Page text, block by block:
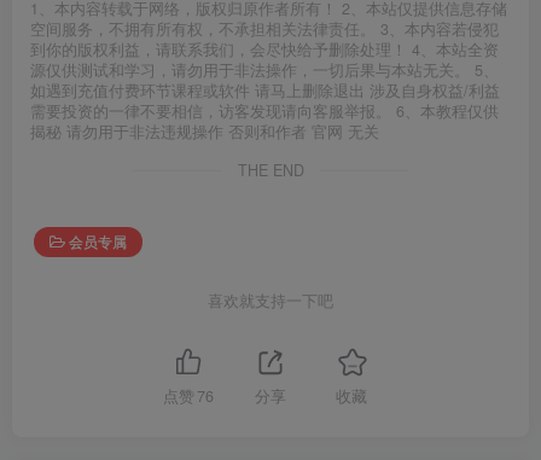
1、本内容转载于网络，版权归原作者所有！ 2、本站仅提供信息存储
空间服务，不拥有所有权，不承担相关法律责任。 3、本内容若侵犯
到你的版权利益，请联系我们，会尽快给予删除处理！ 4、本站全资
源仅供测试和学习，请勿用于非法操作，一切后果与本站无关。 5、
如遇到充值付费环节课程或软件 请马上删除退出 涉及自身权益/利益
需要投资的一律不要相信，访客发现请向客服举报。 6、本教程仅供
揭秘 请勿用于非法违规操作 否则和作者 官网 无关
THE END
会员专属
喜欢就支持一下吧
点赞 76 分享 收藏